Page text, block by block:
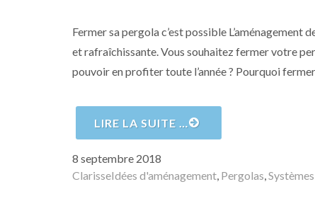
Fermer sa pergola c’est possible
et rafraîchissante. Vous souhaitez fermer votre
pouvoir en profiter toute l’année ? Pourquoi
LIRE LA SUITE …
Publié
le
8 septembre 2018
Auteur
ClarisseCatégories
Idées d'aménagement Pergolas